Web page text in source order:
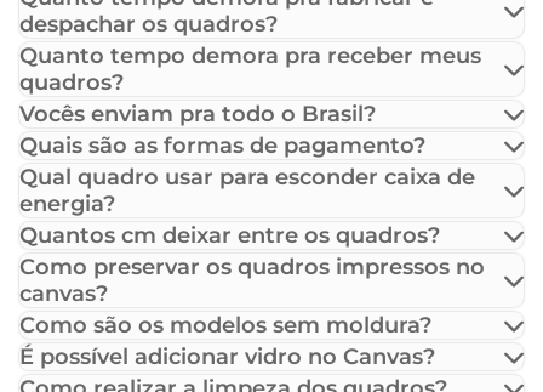
despachar os quadros?
Quanto tempo demora pra receber meus
quadros?
Vocês enviam pra todo o Brasil?
Quais são as formas de pagamento?
Qual quadro usar para esconder caixa de
energia?
Quantos cm deixar entre os quadros?
Como preservar os quadros impressos no
canvas?
Como são os modelos sem moldura?
É possível adicionar vidro no Canvas?